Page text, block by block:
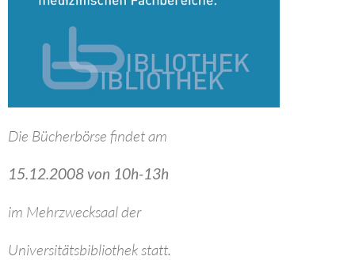
Die Bücherbörse findet am
15.12.2008 von 10h-13h
im Mehrzwecksaal der
Universitätsbibliothek statt.